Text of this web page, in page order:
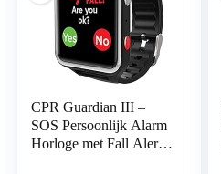
CPR Guardian III –
SOS Persoonlijk Alarm
Horloge met Fall Alert